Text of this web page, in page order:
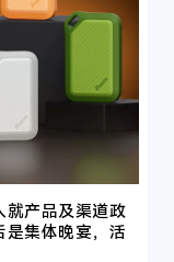
就产品及渠道政
是集体晚宴，活